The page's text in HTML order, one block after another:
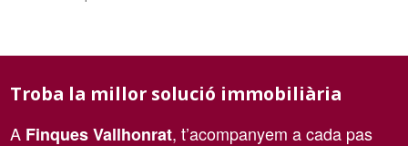
Troba la millor solució immobiliària
A Finques Vallhonrat, t’acompanyem a cada pas